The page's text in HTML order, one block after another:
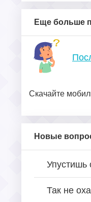
Еще больше
Скачайте
Новые
Упустишь
Так не